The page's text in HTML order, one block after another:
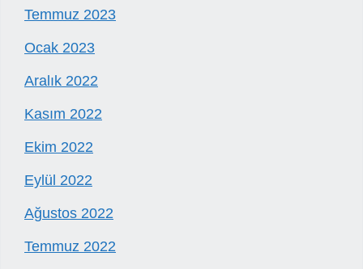
Temmuz 2023
Ocak 2023
Aralık 2022
Kasım 2022
Ekim 2022
Eylül 2022
Ağustos 2022
Temmuz 2022